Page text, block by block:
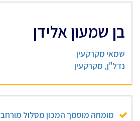
בן שמעון אלידן
שמאי מקרקעין
נדל"ן, מקרקעין
מומחה מוסמך המכון מסלול מורחב